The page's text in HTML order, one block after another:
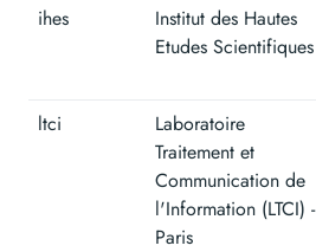
ihes
Institut des Hautes
Etudes Scientifiques
ltci
Laboratoire
Traitement et
Communication de
l'Information (LTCI) -
Paris